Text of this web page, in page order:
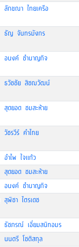
ลักขณา ไทยเครือ
ธัญ จันทรมังกร
อนงค์ ชำนาญกิจ
ธวัชชัย สิชฌวัฒน์
สุดยอด ชมสะห้าย
วัชรวีร์ คำไทย
อำไพ ใจแก้ว
สุดยอด ชมสะห้าย
อนงค์ ชำนาญกิจ
สุพิชา ไตรเดช
ธัชภรณ์ เอี่ยมสนิทอมร
นนตรี โชติสกุล